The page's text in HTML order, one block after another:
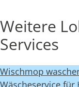
Weitere
Services
Wischmop
Wäscheservice für